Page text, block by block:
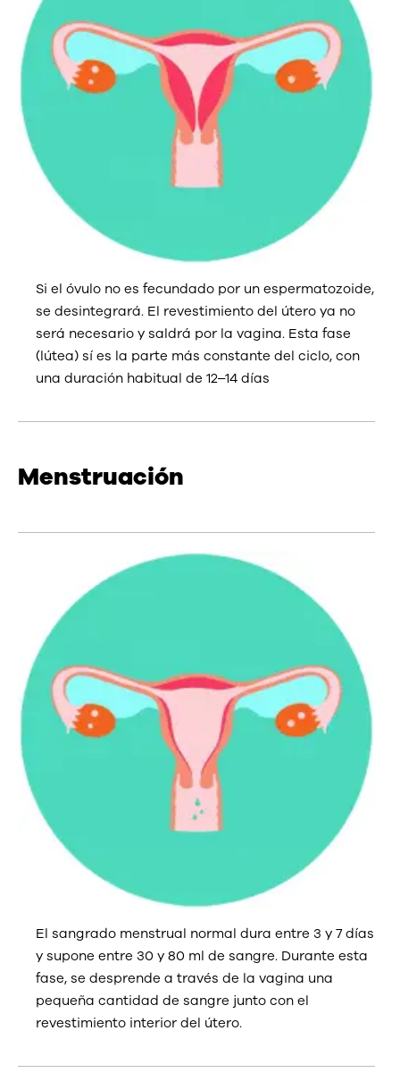
Si el óvulo no es fecundado por un espermatozoide,
se desintegrará. El revestimiento del útero ya no
será necesario y saldrá por la vagina. Esta fase
(lútea) sí es la parte más constante del ciclo, con
una duración habitual de 12–14 días
Menstruación
El sangrado menstrual normal dura entre 3 y 7 días
y supone entre 30 y 80 ml de sangre. Durante esta
fase, se desprende a través de la vagina una
pequeña cantidad de sangre junto con el
revestimiento interior del útero.